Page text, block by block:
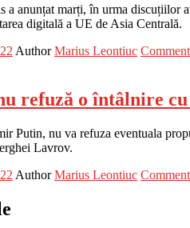
a anunțat marți, în urma
digitală a UE de Asia Centrală.
Author Marius Leontiuc
refuză o întâlnire
Putin, nu va refuza eventuala
Lavrov.
Author Marius Leontiuc